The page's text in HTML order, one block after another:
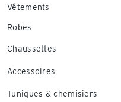
Vêtements
Robes
Chaussettes
Accessoires
Tuniques & chemisiers